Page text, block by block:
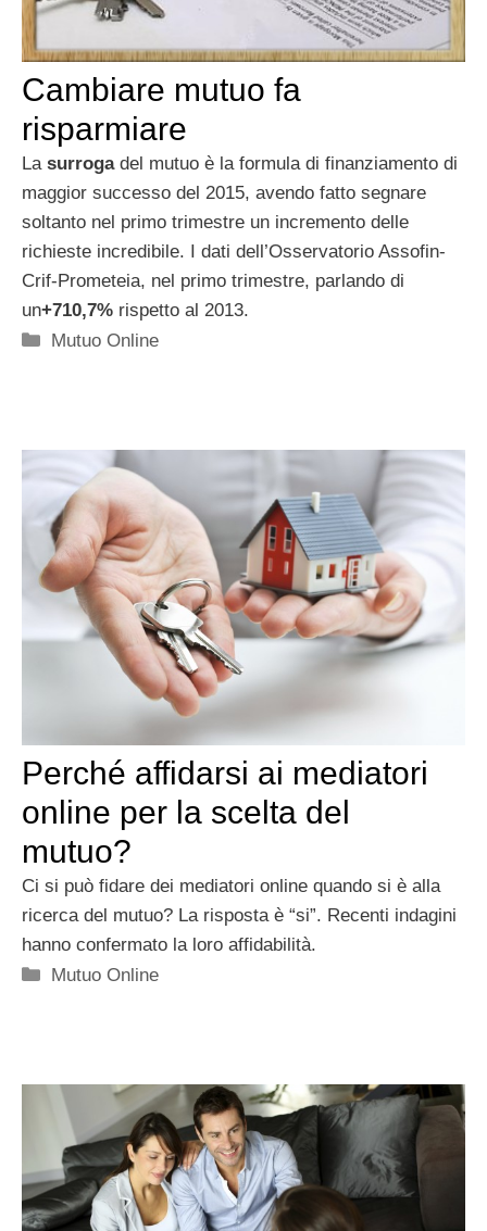
Cambiare mutuo fa
risparmiare
La surrogadel mutuo è la formula di finanziamento di
maggior successo del 2015, avendo fatto segnare
soltanto nel primo trimestre un incremento delle
richieste incredibile. I dati dell’Osservatorio Assofin-
Crif-Prometeia, nel primo trimestre, parlando di
un+710,7% rispetto al 2013.
Categorie
Mutuo Online
Perché affidarsi ai mediatori
online per la scelta del
mutuo?
Ci si può fidare dei mediatori online quando si è alla
ricerca del mutuo? La risposta è “si”. Recenti indagini
hanno confermato la loro affidabilità.
Categorie
Mutuo Online